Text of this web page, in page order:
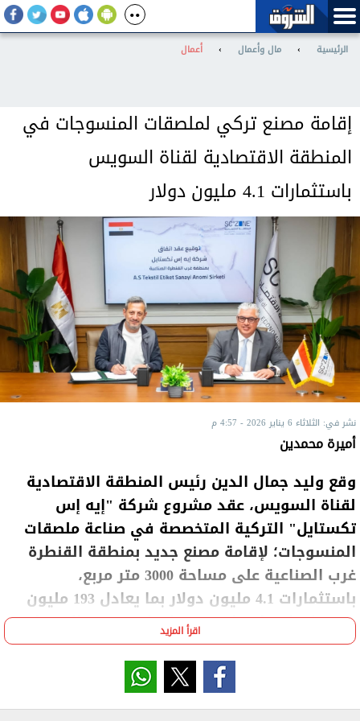
الرئيسية › مال وأعمال › أعمال
إقامة مصنع تركي لملصقات المنسوجات في
المنطقة الاقتصادية لقناة السويس
باستثمارات 4.1 مليون دولار
نشر في: الثلاثاء 6 يناير 2026 - 4:57 م
أميرة محمدين
وقع وليد جمال الدين رئيس المنطقة الاقتصادية
لقناة السويس، عقد مشروع شركة "إيه إس
تكستايل" التركية المتخصصة في صناعة ملصقات
المنسوجات؛ لإقامة مصنع جديد بمنطقة القنطرة
غرب الصناعية على مساحة 3000 متر مربع،
باستثمارات 4.1 مليون دولار بما يعادل 193 مليون
جنيه، لإنتاج ملصقات ومستلزمات تعريف المنتجات
النسيجية، بطاقة إنتاجية تصل إلى حوالي 60 مليون
قطعة سنويا، بما يخدم صناعات الغزل والنسيج
والملابس الجاهزة، ويوفر نحو 300 فرصة عمل
مباشرة عند التشغيل الكامل.
اقرأ المزيد